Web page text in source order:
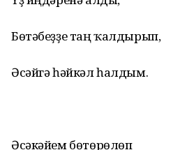
Бөтәбеҙҙе таң ҡалдырып,
Әсәйгә һәйкәл һалдым.
Әсәкәйем бөтөрөлөп